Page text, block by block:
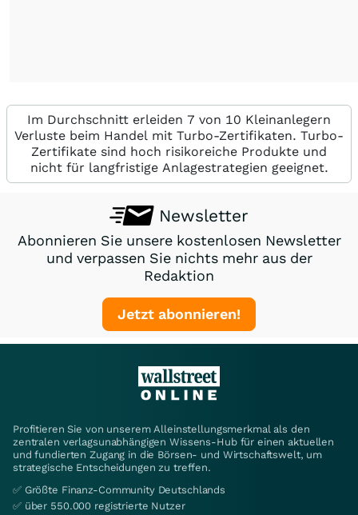
Im Durchschnitt erleiden 7 von 10 Kleinanlegern
Verluste beim Handel mit Turbo-Zertifikaten. Turbo-
Zertifikate sind hoch risikoreiche Produkte und
nicht für langfristige Anlagestrategien geeignet.
Newsletter
Abonnieren Sie unsere kostenlosen Newsletter
und verpassen Sie nichts mehr aus der
Redaktion
Jetzt abonnieren!
Profitieren Sie von unserem Alleinstellungsmerkmal als den
zentralen verlagsunabhängigen Wissens-Hub für einen aktuellen
und fundierten Zugang in die Börsen- und Wirtschaftswelt, um
strategische Entscheidungen zu treffen.
✅ Größte Finanz-Community Deutschlands
✅ über 550.000 registrierte Nutzer